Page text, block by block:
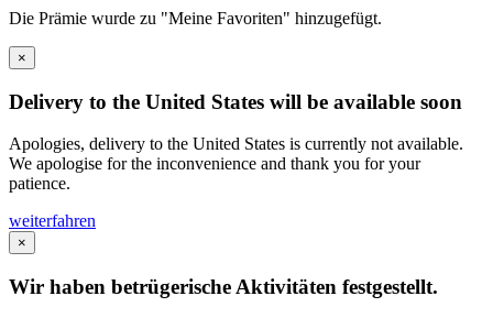
Die Prämie wurde zu "Meine Favoriten" hinzugefügt.
×
Delivery to the United States will be available soon
Apologies, delivery to the United States is currently not available.
We apologise for the inconvenience and thank you for your
patience.
weiterfahren
×
Wir haben betrügerische Aktivitäten festgestellt.